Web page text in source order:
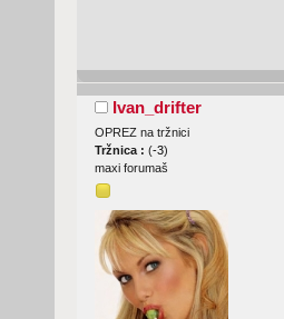
Ivan_drifter
OPREZ na tržnici
Tržnica : (-3)
maxi forumaš